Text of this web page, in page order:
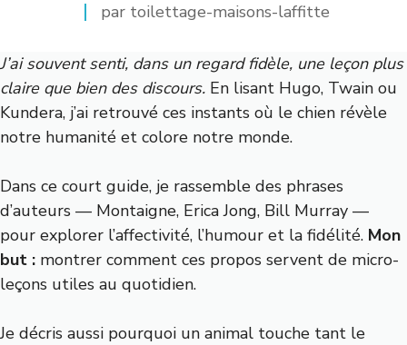
par toilettage-maisons-laffitte
J’ai souvent senti, dans un regard fidèle, une leçon plus
claire que bien des discours. En lisant Hugo, Twain ou
Kundera, j’ai retrouvé ces instants où le chien révèle
notre humanité et colore notre monde.
Dans ce court guide, je rassemble des phrases
d’auteurs — Montaigne, Erica Jong, Bill Murray —
pour explorer l’affectivité, l’humour et la fidélité. Mon
but : montrer comment ces propos servent de micro-
leçons utiles au quotidien.
Je décris aussi pourquoi un animal touche tant le